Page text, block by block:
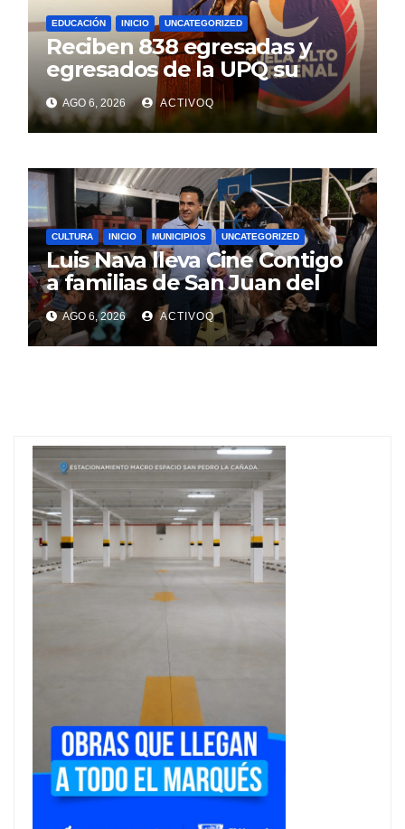
EDUCACIÓN INICIO UNCATEGORIZED
Reciben 838 egresadas y
egresados de la UPQ su
título profesional
AGO 6, 2026 ACTIVOQ
CULTURA INICIO MUNICIPIOS UNCATEGORIZED
Luis Nava lleva Cine Contigo
a familias de San Juan del
Río
AGO 6, 2026 ACTIVOQ